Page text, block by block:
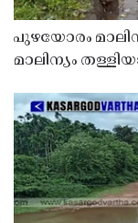
പുഴയോരം
മാലിന്യം